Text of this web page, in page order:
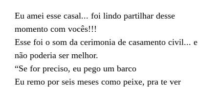
Eu amei esse casal... foi lindo partilhar desse
momento com vocês!!!
Esse foi o som da cerimonia de casamento civil... e
não poderia ser melhor.
“Se for preciso, eu pego um barco
Eu remo por seis meses como peixe, pra te ver